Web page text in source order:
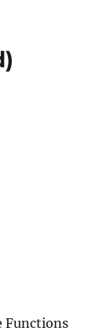
Functions